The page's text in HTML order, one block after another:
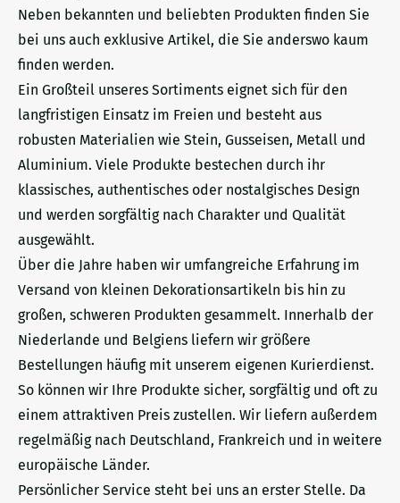
Neben bekannten und beliebten Produkten finden Sie
bei uns auch exklusive Artikel, die Sie anderswo kaum
finden werden.
Ein Großteil unseres Sortiments eignet sich für den
langfristigen Einsatz im Freien und besteht aus
robusten Materialien wie Stein, Gusseisen, Metall und
Aluminium. Viele Produkte bestechen durch ihr
klassisches, authentisches oder nostalgisches Design
und werden sorgfältig nach Charakter und Qualität
ausgewählt.
Über die Jahre haben wir umfangreiche Erfahrung im
Versand von kleinen Dekorationsartikeln bis hin zu
großen, schweren Produkten gesammelt. Innerhalb der
Niederlande und Belgiens liefern wir größere
Bestellungen häufig mit unserem eigenen Kurierdienst.
So können wir Ihre Produkte sicher, sorgfältig und oft zu
einem attraktiven Preis zustellen. Wir liefern außerdem
regelmäßig nach Deutschland, Frankreich und in weitere
europäische Länder.
Persönlicher Service steht bei uns an erster Stelle. Da